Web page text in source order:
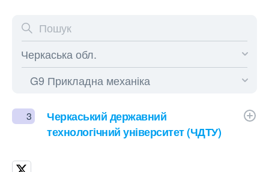
3
Черкаський державний
технологічний університет (ЧДТУ)